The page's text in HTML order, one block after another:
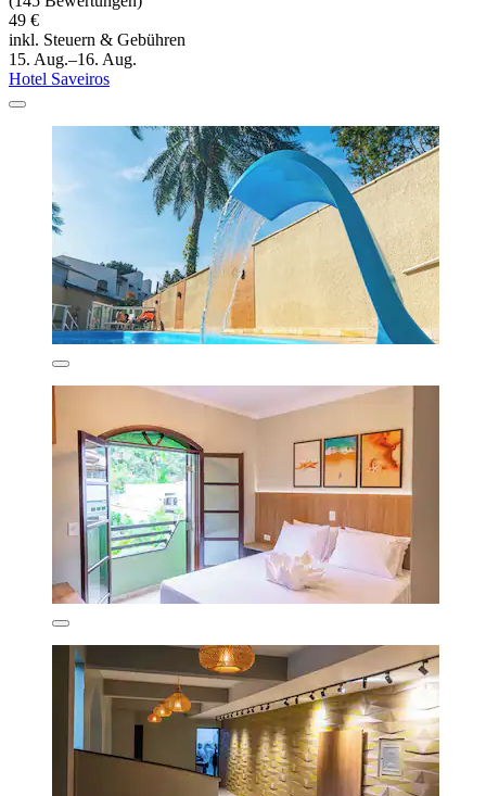
49 €
inkl. Steuern & Gebühren
15. Aug.–16. Aug.
Hotel Saveiros